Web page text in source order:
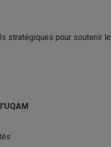
stratégiques pour soutenir le